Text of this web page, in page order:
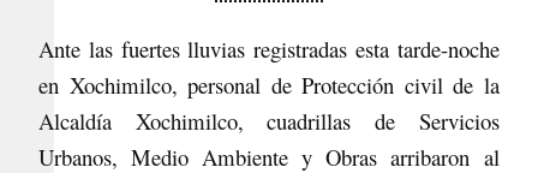
Ante las fuertes lluvias registradas esta tarde-noche
en Xochimilco, personal de Protección civil de la
Alcaldía Xochimilco, cuadrillas de Servicios
Urbanos, Medio Ambiente y Obras arribaron al